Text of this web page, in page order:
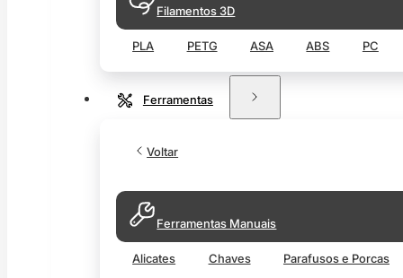
Filamentos 3D
PLA PETG ASA ABS PC
Ferramentas
Voltar
Ferramentas Manuais
Alicates Chaves Parafusos e Porcas